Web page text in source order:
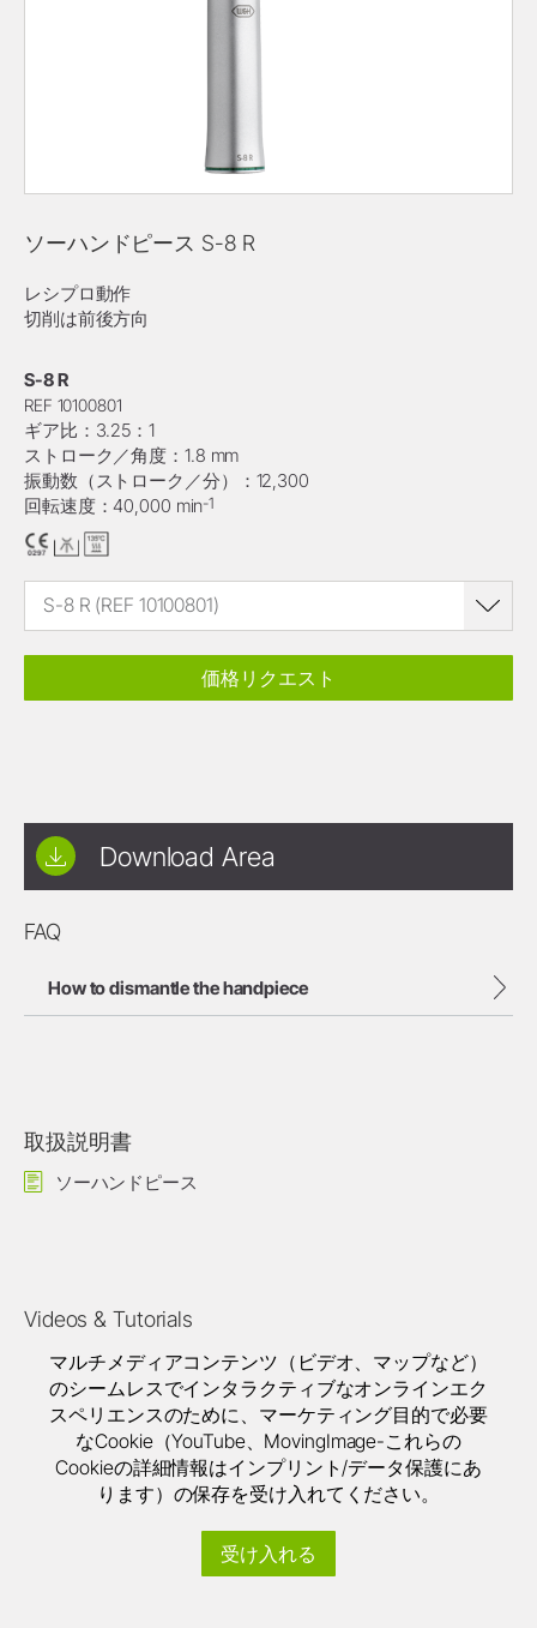
ソーハンドピース S-8 R
レシプロ動作
切削は前後方向
S-8 R
REF 10100801
ギア比：3.25：1
ストローク／角度：1.8 mm
振動数（ストローク／分）：12,300
回転速度：40,000 min-1
S-8 R (REF 10100801)
価格リクエスト
Download Area
FAQ
How to dismantle the handpiece
取扱説明書
ソーハンドピース
Videos & Tutorials
マルチメディアコンテンツ（ビデオ、マップなど）
のシームレスでインタラクティブなオンラインエク
スペリエンスのために、マーケティング目的で必要
なCookie（YouTube、MovingImage-これらの
Cookieの詳細情報はインプリント/データ保護にあ
ります）の保存を受け入れてください。
受け入れる